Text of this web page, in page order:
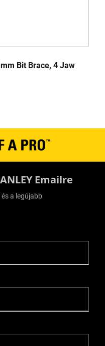
Bit Brace, 4 Jaw
Emailre
a legújabb